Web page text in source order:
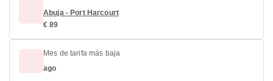
Abuja - Port Harcourt
€ 89
Mes de tarifa más baja
ago